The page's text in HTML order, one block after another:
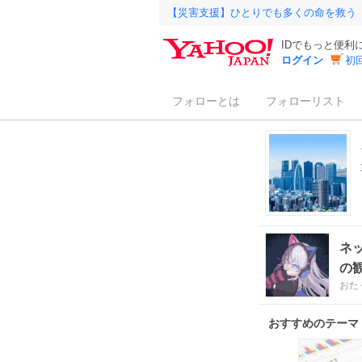
【災害支援】ひとりでも多くの命を救
IDでもっと便利
ログイン
初
フォローとは フォローリスト
ネ
の
おた
おすすめのテーマ